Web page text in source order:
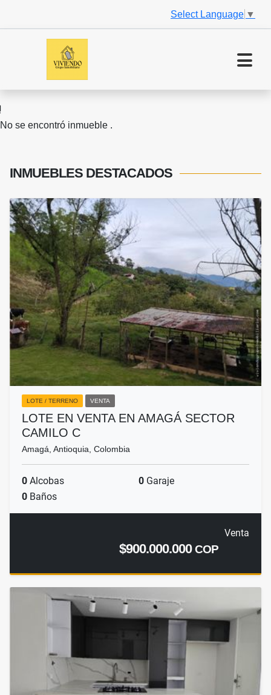
Select Language ▼
No se encontró inmueble .
INMUEBLES DESTACADOS
LOTE / TERRENO VENTA
LOTE EN VENTA EN AMAGÁ SECTOR
CAMILO C
Amagá, Antioquia, Colombia
0 Alcobas 0 Garaje
0 Baños
Venta
$900.000.000COP